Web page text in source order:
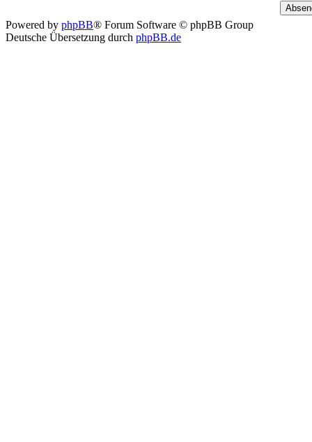
Powered by phpBB® Forum Software © phpBB Group
Deutsche Übersetzung durch phpBB.de